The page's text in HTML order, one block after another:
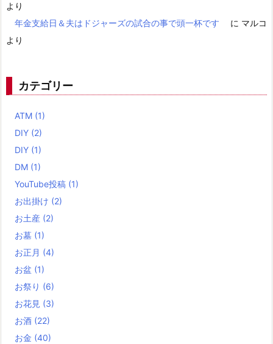
より
年金支給日＆夫はドジャーズの試合の事で頭一杯です
に マルコ
より
カテゴリー
ATM (1)
DIY (2)
DIY (1)
DM (1)
YouTube投稿 (1)
お出掛け (2)
お土産 (2)
お墓 (1)
お正月 (4)
お盆 (1)
お祭り (6)
お花見 (3)
お酒 (22)
お金 (40)